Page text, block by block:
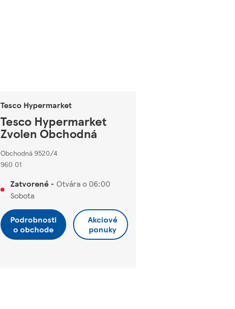
Tesco Hypermarket
Tesco Hypermarket
Zvolen Obchodná
Obchodná 9520/4
960 01
Zatvorené - Otvára o 06:00
Sobota
Podrobnosti
o obchode
Akciové
ponuky